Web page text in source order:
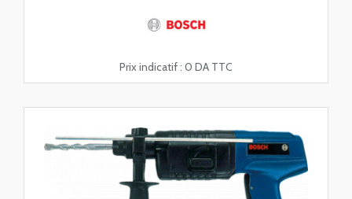
Prix indicatif : 0 DA TTC